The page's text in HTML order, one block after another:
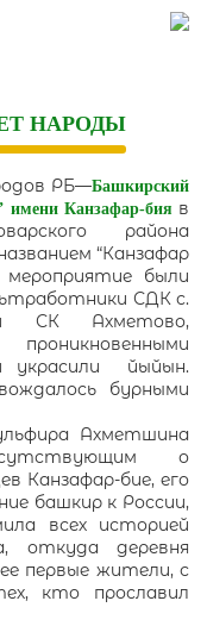
НАРОДЫ
РБ—Башкирский
имени Канзафар-бия в
района
“Канзафар
были
СДК с.
и СК Ахметово,
украсили йыйын.
бурными
Ахметшина
о
Канзафар-бие, его
башкир к России,
всех историей
откуда деревня
первые жители, с
кто прославил